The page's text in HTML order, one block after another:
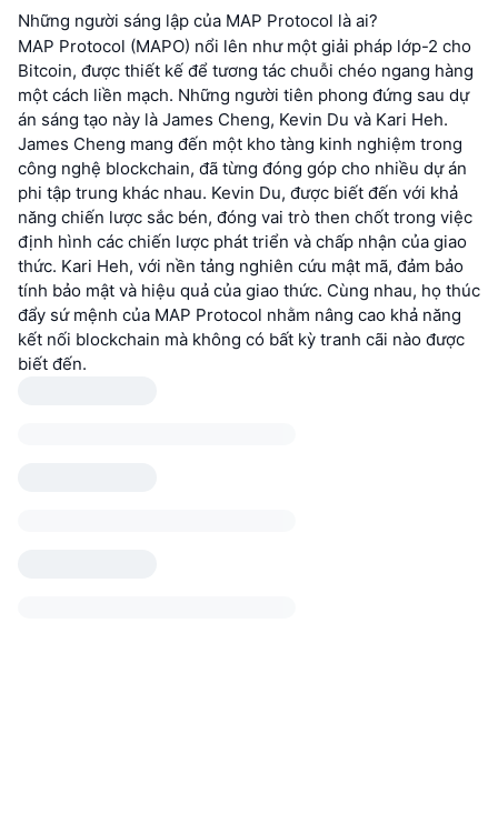
Những người sáng lập của MAP Protocol là ai?
MAP Protocol (MAPO) nổi lên như một giải pháp lớp-2 cho
Bitcoin, được thiết kế để tương tác chuỗi chéo ngang hàng
một cách liền mạch. Những người tiên phong đứng sau dự
án sáng tạo này là James Cheng, Kevin Du và Kari Heh.
James Cheng mang đến một kho tàng kinh nghiệm trong
công nghệ blockchain, đã từng đóng góp cho nhiều dự án
phi tập trung khác nhau. Kevin Du, được biết đến với khả
năng chiến lược sắc bén, đóng vai trò then chốt trong việc
định hình các chiến lược phát triển và chấp nhận của giao
thức. Kari Heh, với nền tảng nghiên cứu mật mã, đảm bảo
tính bảo mật và hiệu quả của giao thức. Cùng nhau, họ thúc
đẩy sứ mệnh của MAP Protocol nhằm nâng cao khả năng
kết nối blockchain mà không có bất kỳ tranh cãi nào được
biết đến.